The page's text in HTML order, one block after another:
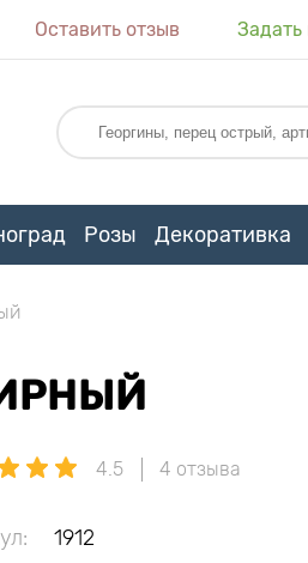
Оставить отзыв Задать
Розы Декоративка
4.5 4 отзыва
1912